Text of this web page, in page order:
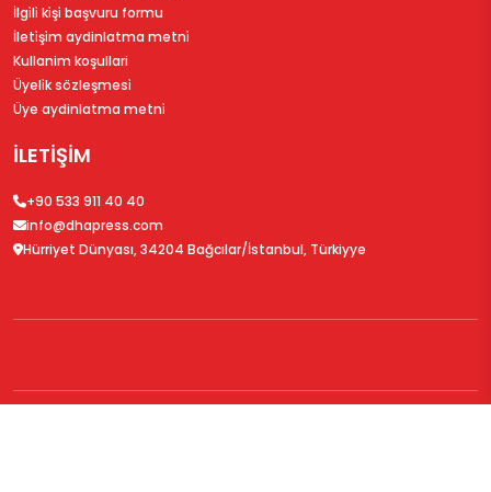
İlgi̇li̇ ki̇şi̇ başvuru formu
İleti̇şi̇m aydinlatma metni̇
Kullanim koşullari
Üyeli̇k sözleşmesi̇
Üye aydinlatma metni̇
İLETİŞİM
+90 533 911 40 40
info@dhapress.com
Hürriyet Dünyası, 34204 Bağcılar/İstanbul, Türkiyye